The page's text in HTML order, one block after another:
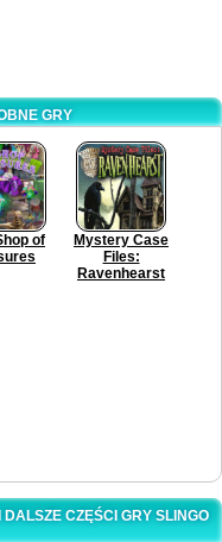
GRY
of
Mystery Case
Files:
Ravenhearst
CZĘŚCI GRY SLINGO